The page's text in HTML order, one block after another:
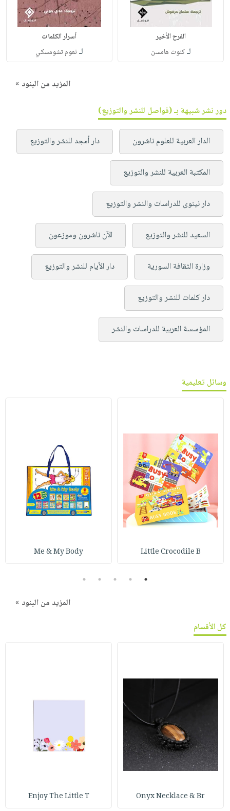
الفرح الأخير
لـكنوت هامسن
أسرار الكلمات
لـ نعوم تشومسكي
المزيد من البنود »
دور نشر شبيهة بـ (فواصل للنشر والتوزيع)
الدار العربية للعلوم ناشرون دار أمجد للنشر والتوزيع
المكتبة العربية للنشر والتوزيع
دار نينوى للدراسات والنشر والتوزيع
السعيد للنشر والتوزيع الآن ناشرون وموزعون
وزارة الثقافة السورية دار الأيام للنشر والتوزيع
دار كلمات للنشر والتوزيع
المؤسسة العربية للدراسات والنشر
وسائل تعليمية
Little Crocodile B
Me & My Body
1
2
3
4
5
المزيد من البنود »
كل الأقسام
Onyx Necklace & Br
Enjoy The Little T